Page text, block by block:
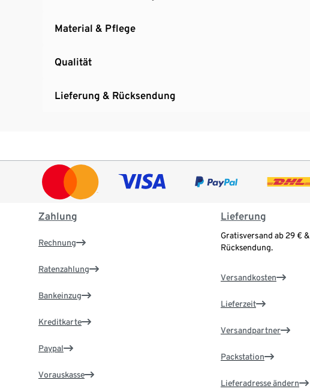
Material & Pflege
Qualität
Lieferung & Rücksendung
Zahlung
Rechnung
Ratenzahlung
Bankeinzug
Kreditkarte
Paypal
Vorauskasse
Lieferung
Gratisversand ab 29 €
Rücksendung.
Versandkosten
Lieferzeit
Versandpartner
Packstation
Lieferadresse ändern